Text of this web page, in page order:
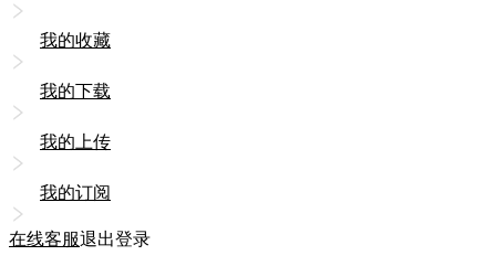
我的收藏
我的下载
我的上传
我的订阅
在线客服退出登录